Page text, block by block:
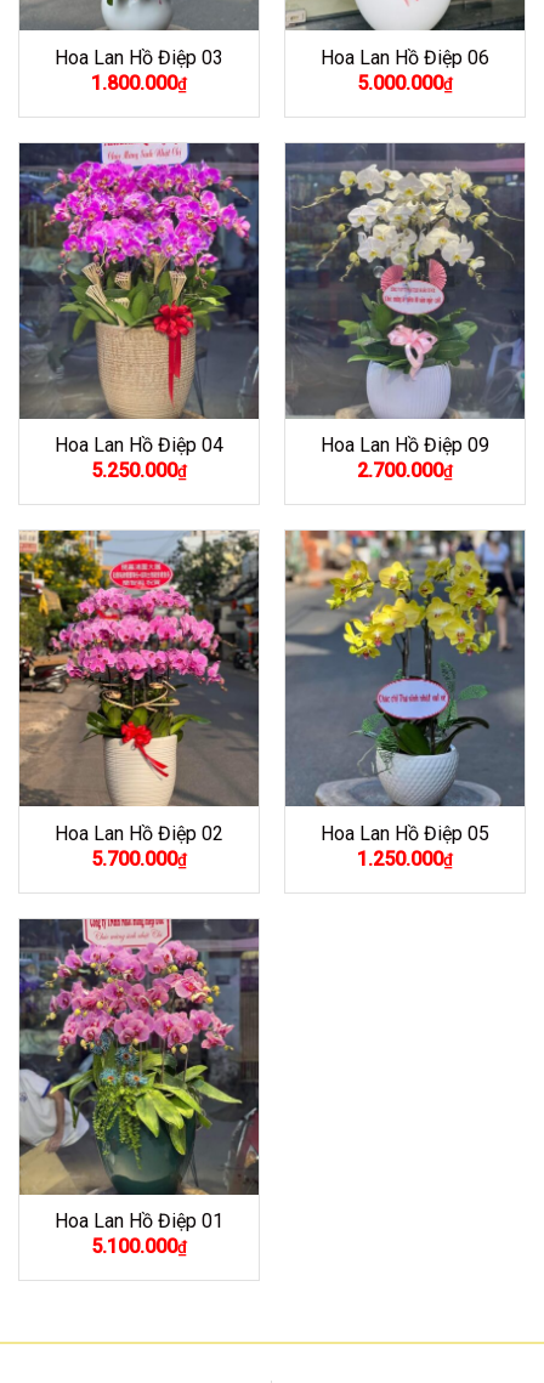
Hoa Lan Hồ Điệp 03
1.800.000₫
Hoa Lan Hồ Điệp 06
5.000.000₫
Hoa Lan Hồ Điệp 04
5.250.000₫
Hoa Lan Hồ Điệp 09
2.700.000₫
Hoa Lan Hồ Điệp 02
5.700.000₫
Hoa Lan Hồ Điệp 05
1.250.000₫
Hoa Lan Hồ Điệp 01
5.100.000₫